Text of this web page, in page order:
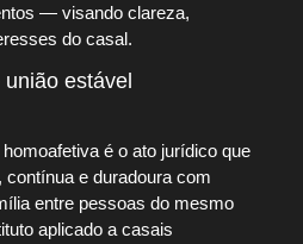
— visando clareza,
do casal.
estável
é o ato jurídico que
e duradoura com
entre pessoas do mesmo
aplicado a casais